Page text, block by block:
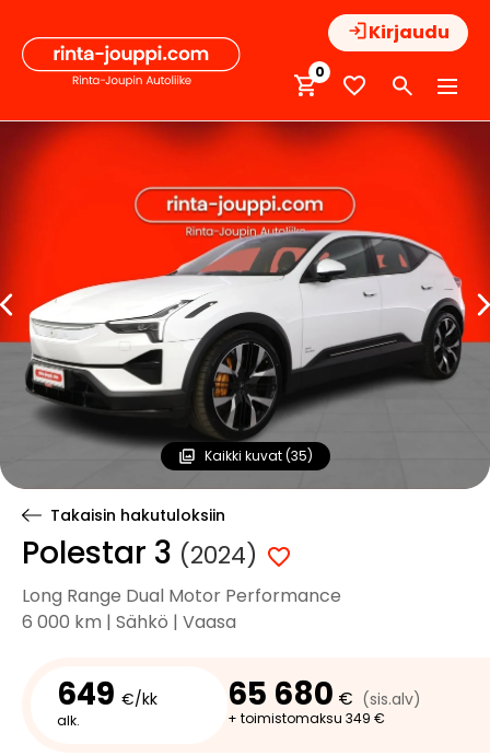
sisältöön
Kirjaudu
0
Kaikki kuvat (35)
Takaisin hakutuloksiin
Polestar 3 (2024)
Long Range Dual Motor Performance
6 000 km | Sähkö | Vaasa
649 €/kk
alk.
65 680 € (sis.alv)
+ toimistomaksu 349 €